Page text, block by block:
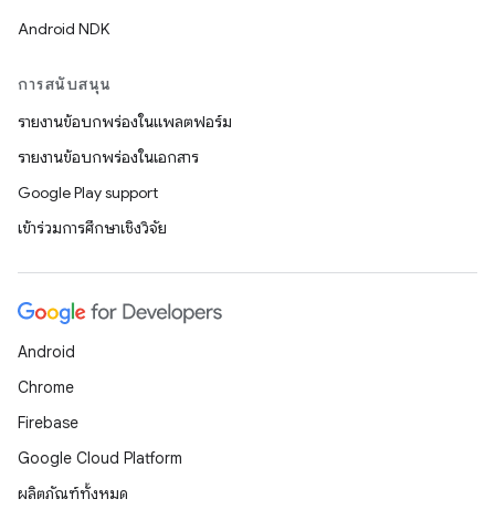
Android NDK
การสนับสนุน
รายงานข้อบกพร่องในแพลตฟอร์ม
รายงานข้อบกพร่องในเอกสาร
Google Play support
เข้าร่วมการศึกษาเชิงวิจัย
Android
Chrome
Firebase
Google Cloud Platform
ผลิตภัณฑ์ทั้งหมด